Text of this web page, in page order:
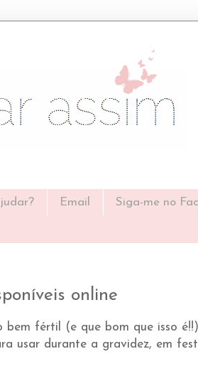
Email Siga-me no
online
bem fértil (e que bom que isso
usar durante a gravidez, em